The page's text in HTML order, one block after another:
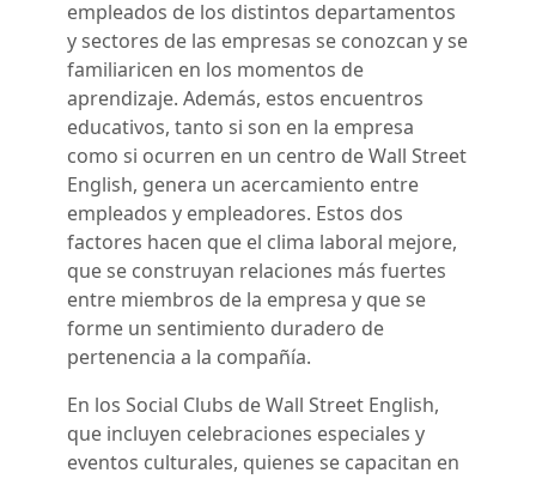
empleados de los distintos departamentos
y sectores de las empresas se conozcan y se
familiaricen en los momentos de
aprendizaje. Además, estos encuentros
educativos, tanto si son en la empresa
como si ocurren en un centro de Wall Street
English, genera un acercamiento entre
empleados y empleadores. Estos dos
factores hacen que el clima laboral mejore,
que se construyan relaciones más fuertes
entre miembros de la empresa y que se
forme un sentimiento duradero de
pertenencia a la compañía.
En los Social Clubs de Wall Street English,
que incluyen celebraciones especiales y
eventos culturales, quienes se capacitan en